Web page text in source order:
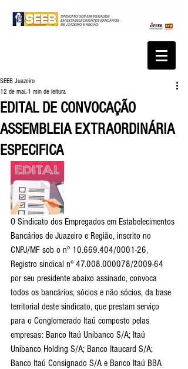
EDITAL DE CONVOCAÇÃO
ASSEMBLEIA EXTRAORDINÁRIA
ESPECIFICA
SEEB Juazeiro
12 de mai. 1 min de leitura
O Sindicato dos Empregados em Estabelecimentos
Bancários de Juazeiro e Região, inscrito no
CNPJ/MF sob o n° 10.669.404/0001-26,
Registro sindical n° 47.008.000078/2009-64
por seu presidente abaixo assinado, convoca
todos os bancários, sócios e não sócios, da base
territorial deste sindicato, que prestam serviço
para o Conglomerado Itaú composto pelas
empresas: Banco Itaú Unibanco S/A; Itaú
Unibanco Holding S/A; Banco Itaucard S/A;
Banco Itaú Consignado S/A e Banco Itaú BBA